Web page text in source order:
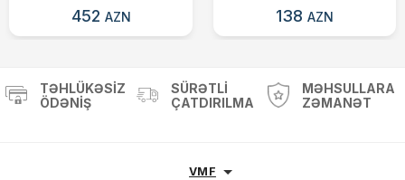
452 AZN 138AZN
TƏHLÜKƏSIZ
ÖDƏNIŞ
SÜRƏTLI
ÇATDIRILMA
MƏHSULLARA
ZƏMANƏT
VMF